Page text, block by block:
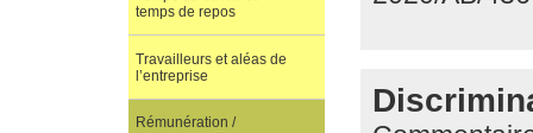
temps de repos
Travailleurs et aléas de
l’entreprise
Rémunération /